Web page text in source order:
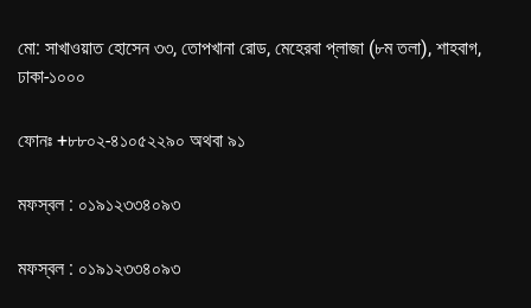
মো: সাখাওয়াত হোসেন ৩৩, তোপখানা রোড, মেহেরবা প্লাজা (৮ম তলা), শাহবাগ,
ঢাকা-১০০০
ফোনঃ +৮৮০২-৪১০৫২২৯০ অথবা ৯১
মফস্বল : ০১৯১২৩৩৪০৯৩
মফস্বল : ০১৯১২৩৩৪০৯৩